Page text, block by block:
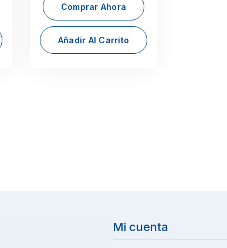
Comprar Ahora
Añadir Al Carrito
Mi cuenta